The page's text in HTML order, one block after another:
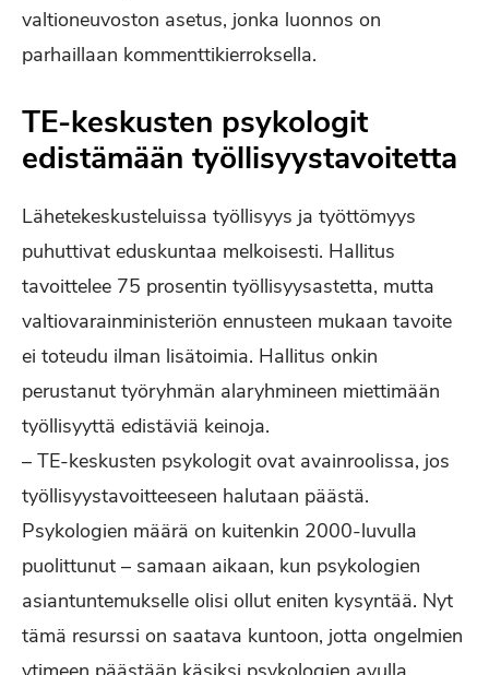
valtioneuvoston asetus, jonka luonnos on
parhaillaan kommenttikierroksella.
TE-keskusten psykologit
edistämään työllisyystavoitetta
Lähetekeskusteluissa työllisyys ja työttömyys
puhuttivat eduskuntaa melkoisesti. Hallitus
tavoittelee 75 prosentin työllisyysastetta, mutta
valtiovarainministeriön ennusteen mukaan tavoite
ei toteudu ilman lisätoimia. Hallitus onkin
perustanut työryhmän alaryhmineen miettimään
työllisyyttä edistäviä keinoja.
– TE-keskusten psykologit ovat avainroolissa, jos
työllisyystavoitteeseen halutaan päästä.
Psykologien määrä on kuitenkin 2000-luvulla
puolittunut – samaan aikaan, kun psykologien
asiantuntemukselle olisi ollut eniten kysyntää. Nyt
tämä resurssi on saatava kuntoon, jotta ongelmien